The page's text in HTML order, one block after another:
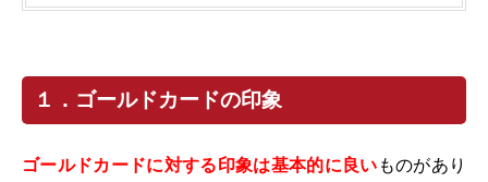
１．ゴールドカードの印象
ゴールドカードに対する印象は基本的に良い ものがあり